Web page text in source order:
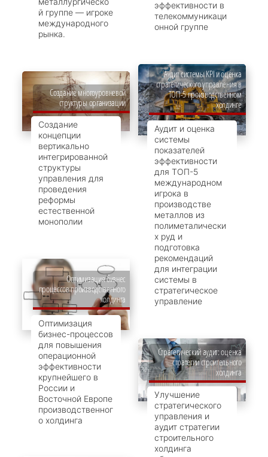
й группе — игроке
международного
рынка.
эффективности в
телекоммуникаци
онной группе
Аудит системы KPI и оценка
стратегического управления в
ТОП-5 производственном
холдинге
Аудит и оценка
системы
показателей
эффективности
для ТОП-5
международном
игрока в
производстве
металлов из
полиметалически
х руд и
подготовка
рекомендаций
для интеграции
системы в
стратегическое
управление
Создание многоуровневой
структуры организации
Создание
концепции
вертикально
интегрированной
структуры
управления для
проведения
реформы
естественной
монополии
Оптимизация бизнес
процессов производственного
холдинга
Оптимизация
бизнес-процессов
для повышения
операционной
эффективности
крупнейшего в
России и
Восточной Европе
производственног
о холдинга
Стратегический аудит: оценка
стратегии строительного
холдинга
Улучшение
стратегического
управления и
аудит стратегии
строительного
холдинга